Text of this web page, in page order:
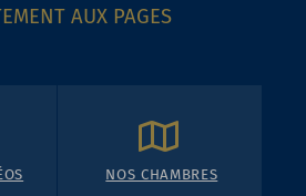
AUX PAGES
NOS CHAMBRES